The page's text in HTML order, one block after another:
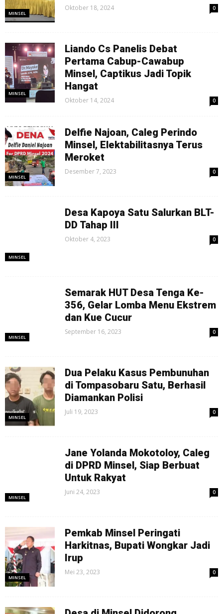
MINSEL
Oktober 18, 2024 0
MINSEL
Liando Cs Panelis Debat
Pertama Cabup-Cawabup
Minsel, Captikus Jadi Topik
Hangat
Oktober 14, 2024 0
MINSEL
Delfie Najoan, Caleg Perindo
Minsel, Elektabilitasnya Terus
Meroket
Desember 7, 2023 0
MINSEL
Desa Kapoya Satu Salurkan BLT-
DD Tahap III
Oktober 4, 2023 0
MINSEL
Semarak HUT Desa Tenga Ke-
356, Gelar Lomba Menu Ekstrem
dan Kue Cucur
September 16, 2023 0
MINSEL
Dua Pelaku Kasus Pembunuhan
di Tompasobaru Satu, Berhasil
Diamankan Polisi
Juli 19, 2023 0
MINSEL
Jane Yolanda Mokotoloy, Caleg
di DPRD Minsel, Siap Berbuat
Untuk Rakyat
Juni 24, 2023 0
MINSEL
Pemkab Minsel Peringati
Harkitnas, Bupati Wongkar Jadi
Irup
Mei 23, 2023 0